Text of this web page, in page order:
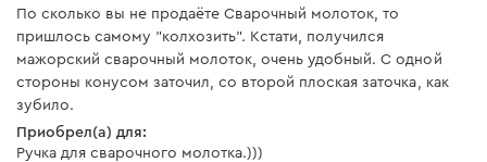
По сколько вы не продаёте Сварочный молоток, то
пришлось самому "колхозить". Кстати, получился
мажорский сварочный молоток, очень удобный. С одной
стороны конусом заточил, со второй плоская заточка, как
зубило.
Приобрел(а) для:
Ручка для сварочного молотка.)))